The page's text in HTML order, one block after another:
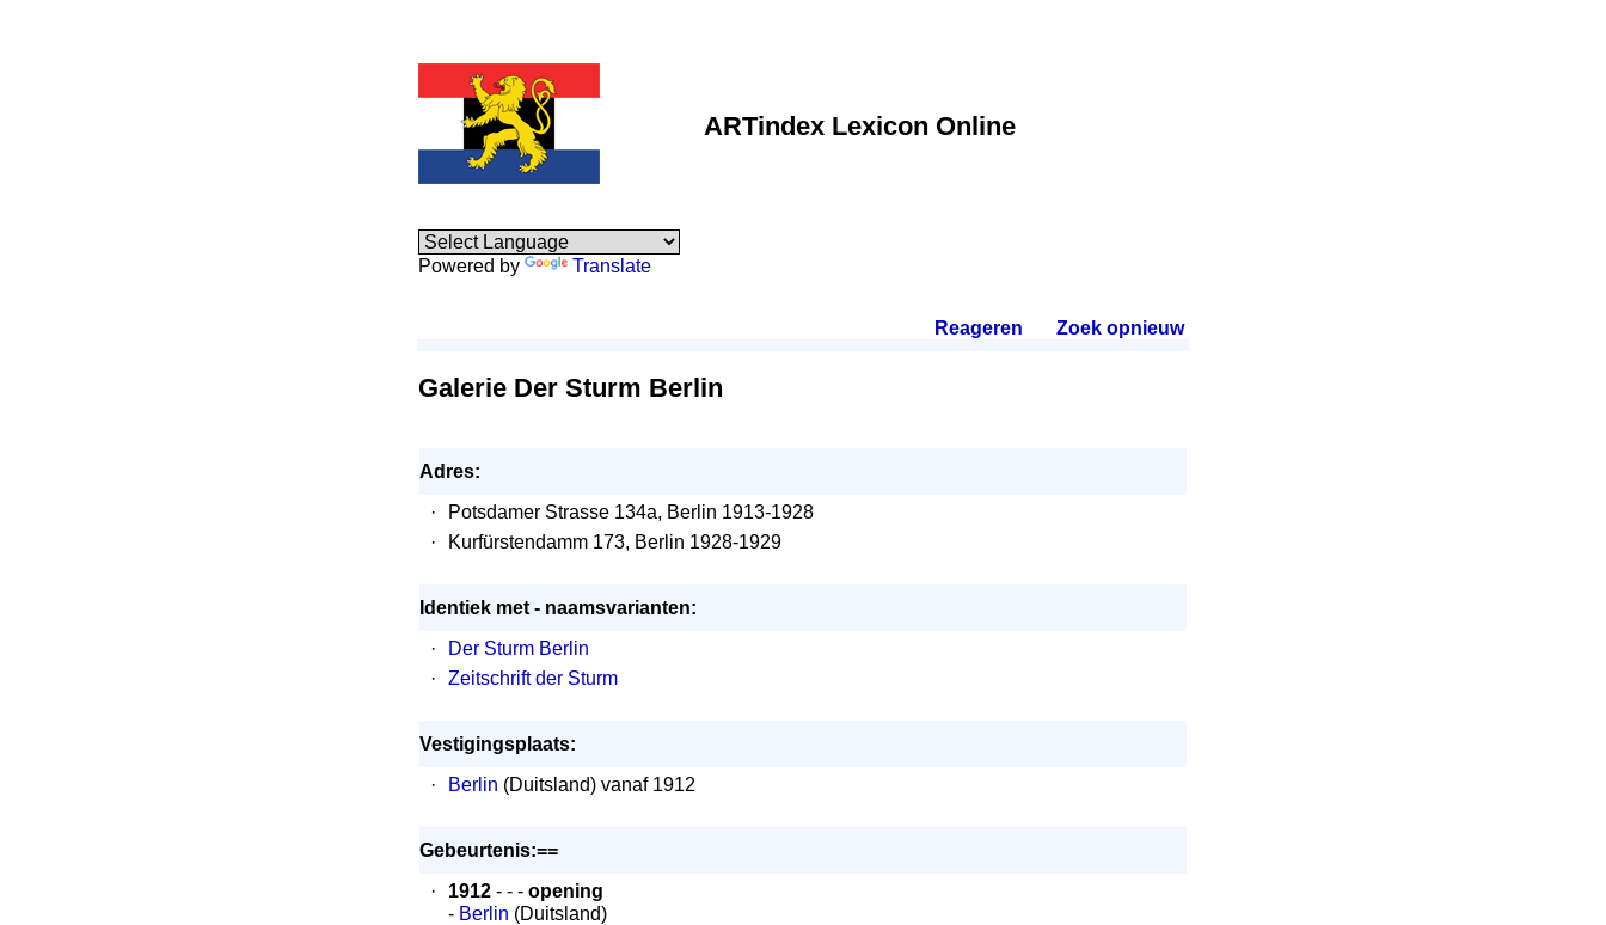
ARTindex Lexicon Online
Powered by Translate
Reageren Zoek opnieuw.
Galerie Der Sturm Berlin
Adres:
·
Potsdamer Strasse 134a, Berlin 1913-1928
·
Kurfürstendamm 173, Berlin 1928-1929
Identiek met - naamsvarianten:
·
Der Sturm Berlin
·
Zeitschrift der Sturm
Vestigingsplaats:
·
Berlin (Duitsland) vanaf 1912
Gebeurtenis:==
·
1912 - - - opening
- Berlin (Duitsland)